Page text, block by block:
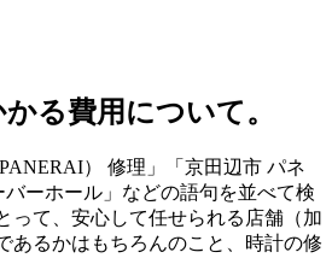
る費用について。
） 修理」「京田辺市 パネ
ーホール」などの語句を並べて検
って、安心して任せられる店舗（加
あるかはもちろんのこと、時計の修